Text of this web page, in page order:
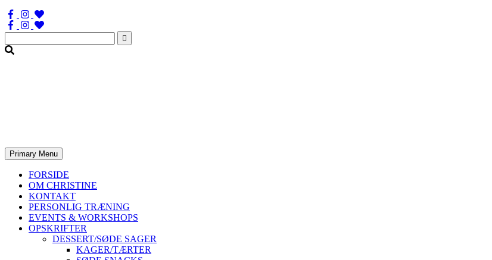
Søg
efter:
Primary Menu
FORSIDE
OM CHRISTINE
KONTAKT
PERSONLIG TRÆNING
EVENTS & WORKSHOPS
OPSKRIFTER
DESSERT/SØDE SAGER
KAGER/TÆRTER